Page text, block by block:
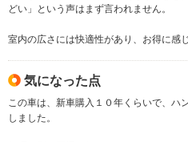
どい」という声はまず言われません。
室内の広さには快適性があり、お得に感じ
気になった点
この車は、新車購入１０年くらいで、ハ
しました。